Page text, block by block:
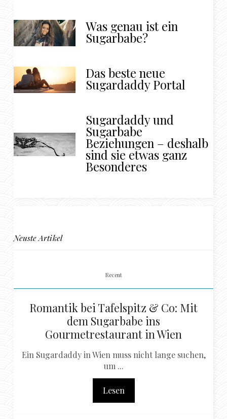
Was genau ist ein
Sugarbabe?
Das beste neue
Sugardaddy Portal
Sugardaddy und
Sugarbabe
Beziehungen – deshalb
sind sie etwas ganz
Besonderes
Neuste Artikel
Recent
Romantik bei Tafelspitz & Co: Mit
dem Sugarbabe ins
Gourmetrestaurant in Wien
Ein Sugardaddy in Wien muss nicht lange suchen,
um ...
Lesen